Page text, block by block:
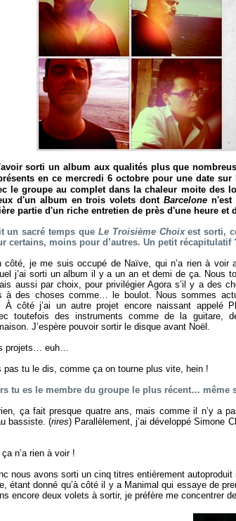
sorti un album aux qualités plus que
en ce mercredi 6 octobre pour une date sur
le groupe au complet dans la chaleur moite des
d'un album en trois volets dont Barcelone n'est
partie d'un riche entretien de près d'une heure et
un sacré temps que Le Troisième Choixest sorti,
certains, moins pour d’autres. Un petit récapitulatif
côté, je me suis occupé de Naïve, qui n’a rien à
j’ai sorti un album il y a un an et demi de ça. Nous
aussi par choix, pour privilégier Agora s’il y a des
à des choses comme… le boulot. Nous sommes
À côté j’ai un autre projet encore naissant appelé
toutefois des instruments comme de la guitare,
J’espère pouvoir sortir le disque avant Noël.
projets… euh…
pas tu le dis, comme ça on tourne plus vite, hein !
tu es le membre du groupe le plus récent…
ça fait presque quatre ans, mais comme il n’y a
bassiste. (rires) Parallèlement, j’ai développé Simone
n’a rien à voir !
nous avons sorti un cinq titres entièrement
étant donné qu’à côté il y a Manimal qui essaye de
encore deux volets à sortir, je préfère me concentrer